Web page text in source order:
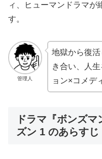
ィ、ヒューマンドラマが
す。
管理人
地獄から復
き合い、人
ョン×コメデ
ドラマ『ボンズ
ズン 1 のあらすじ